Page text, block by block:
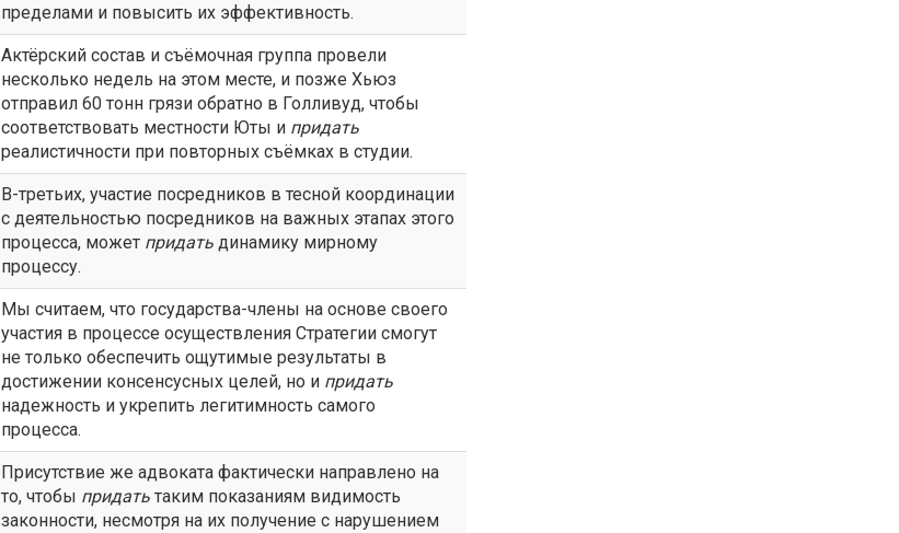
пределами и повысить их эффективность.
Актёрский состав и съёмочная группа провели
несколько недель на этом месте, и позже Хьюз
отправил 60 тонн грязи обратно в Голливуд, чтобы
соответствовать местности Юты и придать
реалистичности при повторных съёмках в студии.
В-третьих, участие посредников в тесной координации
с деятельностью посредников на важных этапах этого
процесса, может придать динамику мирному
процессу.
Мы считаем, что государства-члены на основе своего
участия в процессе осуществления Стратегии смогут
не только обеспечить ощутимые результаты в
достижении консенсусных целей, но и придать
надежность и укрепить легитимность самого
процесса.
Присутствие же адвоката фактически направлено на
то, чтобы придать таким показаниям видимость
законности, несмотря на их получение с нарушением